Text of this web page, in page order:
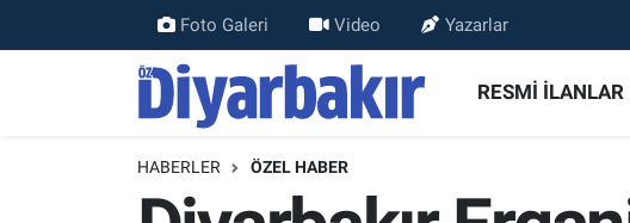
Foto Galeri Video Yazarlar
RESMİ İLANLAR
HABERLER ÖZEL HABER
RESMİ İLANLAR
DİYARBAKIR
Nöbetçi Eczaneler
Namaz Vakitleri